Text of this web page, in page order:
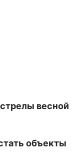
весной
объекты